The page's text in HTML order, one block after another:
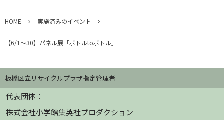
HOME 実施済みのイベント
【6/1～30】パネル展「ボトルtoボトル」
板橋区立リサイクルプラザ指定管理者
代表団体：
株式会社小学館集英社プロダクション